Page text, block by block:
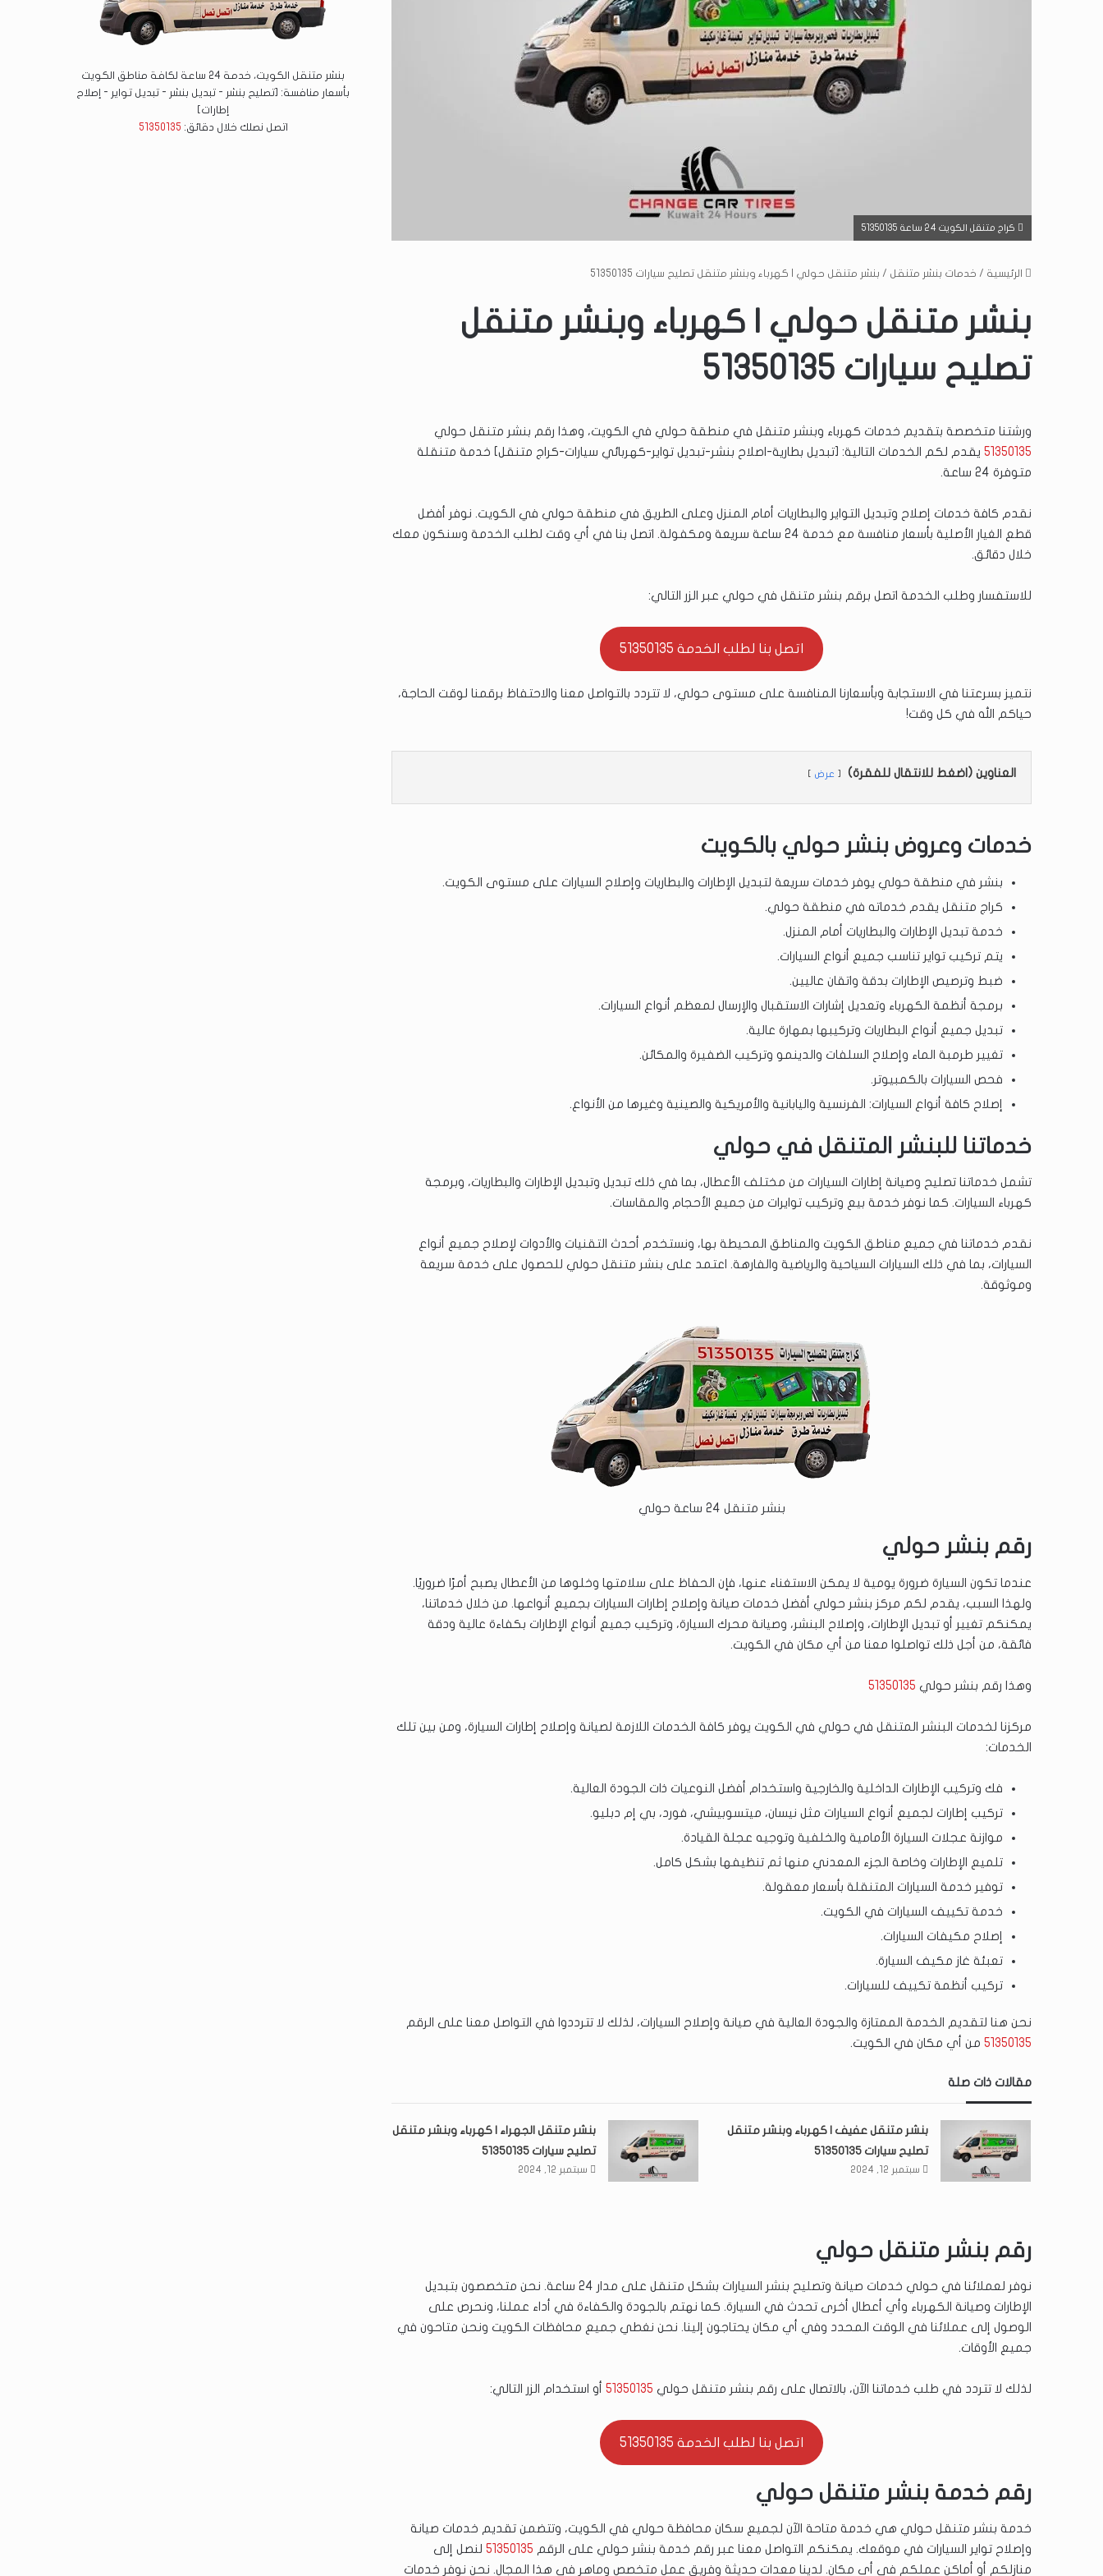
كراج متنقل الكويت 24 ساعة 51350135
الرئيسية / خدمات بنشر متنقل / بنشر متنقل حولي | كهرباء وبنشر متنقل تصليح سيارات 51350135
بنشر متنقل حولي | كهرباء وبنشر متنقل
تصليح سيارات 51350135
ورشتنا متخصصة بتقديم خدمات كهرباء وبنشر متنقل في منطقة حولي في الكويت، وهذا رقم بنشر متنقل حولي
51350135 يقدم لكم الخدمات التالية: [تبديل بطارية-اصلاح بنشر-تبديل تواير-كهربائي سيارات-كراج متنقل] خدمة متنقلة
متوفرة 24 ساعة.
نقدم كافة خدمات إصلاح وتبديل التواير والبطاريات أمام المنزل وعلى الطريق في منطقة حولي في الكويت. نوفر أفضل
قطع الغيار الأصلية بأسعار منافسة مع خدمة 24 ساعة سريعة ومكفولة. اتصل بنا في أي وقت لطلب الخدمة وسنكون معك
خلال دقائق.
للاستفسار وطلب الخدمة اتصل برقم بنشر متنقل في حولي عبر الزر التالي:
اتصل بنا لطلب الخدمة 51350135
نتميز بسرعتنا في الاستجابة وبأسعارنا المنافسة على مستوى حولي، لا تتردد بالتواصل معنا والاحتفاظ برقمنا لوقت الحاجة،
حياكم الله في كل وقت!
العناوين (اضغط للانتقال للفقرة) عرض
خدمات وعروض بنشر حولي بالكويت
بنشر في منطقة حولي يوفر خدمات سريعة لتبديل الإطارات والبطاريات وإصلاح السيارات على مستوى الكويت.
كراج متنقل يقدم خدماته في منطقة حولي.
خدمة تبديل الإطارات والبطاريات أمام المنزل.
يتم تركيب تواير تناسب جميع أنواع السيارات.
ضبط وترصيص الإطارات بدقة واتقان عاليين.
برمجة أنظمة الكهرباء وتعديل إشارات الاستقبال والإرسال لمعظم أنواع السيارات.
تبديل جميع أنواع البطاريات وتركيبها بمهارة عالية.
تغيير طرمبة الماء وإصلاح السلفات والدينمو وتركيب الضفيرة والمكائن.
فحص السيارات بالكمبيوتر.
إصلاح كافة أنواع السيارات: الفرنسية واليابانية والأمريكية والصينية وغيرها من الأنواع.
خدماتنا للبنشر المتنقل في حولي
تشمل خدماتنا تصليح وصيانة إطارات السيارات من مختلف الأعطال، بما في ذلك تبديل وتبديل الإطارات والبطاريات، وبرمجة
كهرباء السيارات. كما نوفر خدمة بيع وتركيب توايرات من جميع الأحجام والمقاسات.
نقدم خدماتنا في جميع مناطق الكويت والمناطق المحيطة بها، ونستخدم أحدث التقنيات والأدوات لإصلاح جميع أنواع
السيارات، بما في ذلك السيارات السياحية والرياضية والفارهة. اعتمد على بنشر متنقل حولي للحصول على خدمة سريعة
وموثوقة.
بنشر متنقل 24 ساعة حولي
رقم بنشر حولي
عندما تكون السيارة ضرورة يومية لا يمكن الاستغناء عنها، فإن الحفاظ على سلامتها وخلوها من الأعطال يصبح أمرًا ضروريًا.
ولهذا السبب، يقدم لكم مركز بنشر حولي أفضل خدمات صيانة وإصلاح إطارات السيارات بجميع أنواعها. من خلال خدماتنا،
يمكنكم تغيير أو تبديل الإطارات، وإصلاح البنشر، وصيانة محرك السيارة، وتركيب جميع أنواع الإطارات بكفاءة عالية ودقة
فائقة، من أجل ذلك تواصلوا معنا من أي مكان في الكويت.
وهذا رقم بنشر حولي 51350135
مركزنا لخدمات البنشر المتنقل في حولي في الكويت يوفر كافة الخدمات اللازمة لصيانة وإصلاح إطارات السيارة، ومن بين تلك
الخدمات:
فك وتركيب الإطارات الداخلية والخارجية واستخدام أفضل النوعيات ذات الجودة العالية.
تركيب إطارات لجميع أنواع السيارات مثل نيسان، ميتسوبيشي، فورد، بي إم دبليو.
موازنة عجلات السيارة الأمامية والخلفية وتوجيه عجلة القيادة.
تلميع الإطارات وخاصة الجزء المعدني منها ثم تنظيفها بشكل كامل.
توفير خدمة السيارات المتنقلة بأسعار معقولة.
خدمة تكييف السيارات في الكويت.
إصلاح مكيفات السيارات.
تعبئة غاز مكيف السيارة.
تركيب أنظمة تكييف للسيارات.
نحن هنا لتقديم الخدمة الممتازة والجودة العالية في صيانة وإصلاح السيارات، لذلك لا تترددوا في التواصل معنا على الرقم
51350135 من أي مكان في الكويت.
مقالات ذات صلة
بنشر متنقل عفيف | كهرباء وبنشر متنقل
تصليح سيارات 51350135
سبتمبر 12, 2024
بنشر متنقل الجهراء | كهرباء وبنشر متنقل
تصليح سيارات 51350135
سبتمبر 12, 2024
رقم بنشر متنقل حولي
نوفر لعملائنا في حولي خدمات صيانة وتصليح بنشر السيارات بشكل متنقل على مدار 24 ساعة. نحن متخصصون بتبديل
الإطارات وصيانة الكهرباء وأي أعطال أخرى تحدث في السيارة. كما نهتم بالجودة والكفاءة في أداء عملنا، ونحرص على
الوصول إلى عملائنا في الوقت المحدد وفي أي مكان يحتاجون إلينا. نحن نغطي جميع محافظات الكويت ونحن متاحون في
جميع الأوقات.
لذلك لا تتردد في طلب خدماتنا الآن، بالاتصال على رقم بنشر متنقل حولي 51350135 أو استخدام الزر التالي:
اتصل بنا لطلب الخدمة 51350135
رقم خدمة بنشر متنقل حولي
خدمة بنشر متنقل حولي هي خدمة متاحة الآن لجميع سكان محافظة حولي في الكويت، وتتضمن تقديم خدمات صيانة
وإصلاح تواير السيارات في موقعك. يمكنكم التواصل معنا عبر رقم خدمة بنشر حولي على الرقم 51350135 لنصل إلى
منازلكم أو أماكن عملكم في أي مكان. لدينا معدات حديثة وفريق عمل متخصص وماهر في هذا المجال. نحن نوفر خدمات
بنشر متنقل الكويت، خدمة 24 ساعة لكافة مناطق الكويت
بأسعار منافسة: [تصليح بنشر - تبديل بنشر - تبديل تواير - إصلاح
إطارات]
اتصل نصلك خلال دقائق: 51350135